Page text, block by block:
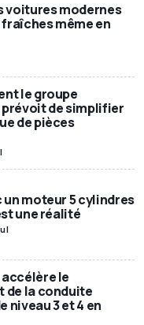
voitures modernes
même en
le groupe
prévoit de simplifier
de pièces
un moteur 5 cylindres
une réalité
le
de la conduite
niveau 3 et 4 en